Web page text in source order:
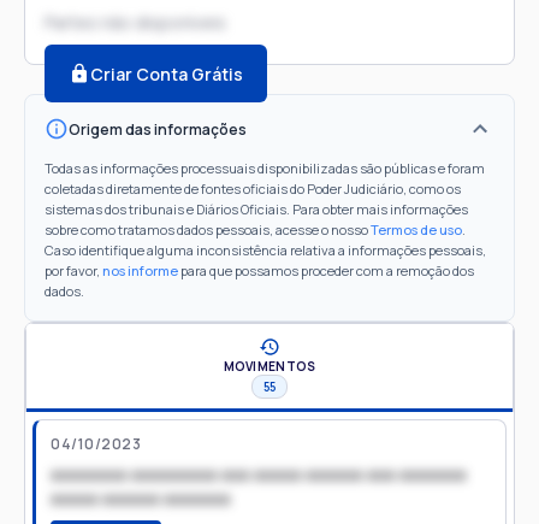
Partes não disponíveis
Criar Conta Grátis
Origem das informações
Todas as informações processuais disponibilizadas são públicas e foram
coletadas diretamente de fontes oficiais do Poder Judiciário, como os
sistemas dos tribunais e Diários Oficiais. Para obter mais informações
sobre como tratamos dados pessoais, acesse o nossoTermos de uso.
Caso identifique alguma inconsistência relativa a informações pessoais,
por favor, nos informe para que possamos proceder com a remoção dos
dados.
MOVIMENTOS
55
04/10/2023
xxxxxxxx xxxxxxxxx xxx xxxxx xxxxxx xxx xxxxxxx
xxxxx xxxxxx xxxxxxx